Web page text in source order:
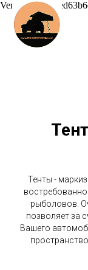
Verification:
Тенты -
рыболовов.
позволяет за
Вашего